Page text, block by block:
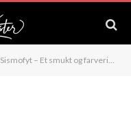
Sismofyt – Et smukt og farverigt tørklæde